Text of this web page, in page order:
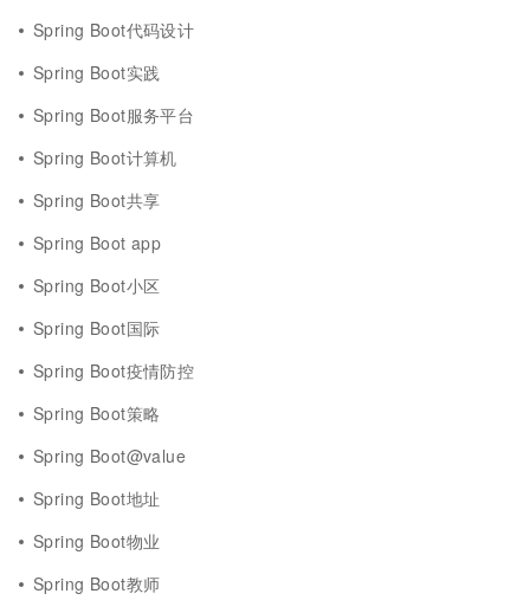
Spring Boot代码设计
Spring Boot实践
Spring Boot服务平台
Spring Boot计算机
Spring Boot共享
Spring Boot app
Spring Boot小区
Spring Boot国际
Spring Boot疫情防控
Spring Boot策略
Spring Boot@value
Spring Boot地址
Spring Boot物业
Spring Boot教师